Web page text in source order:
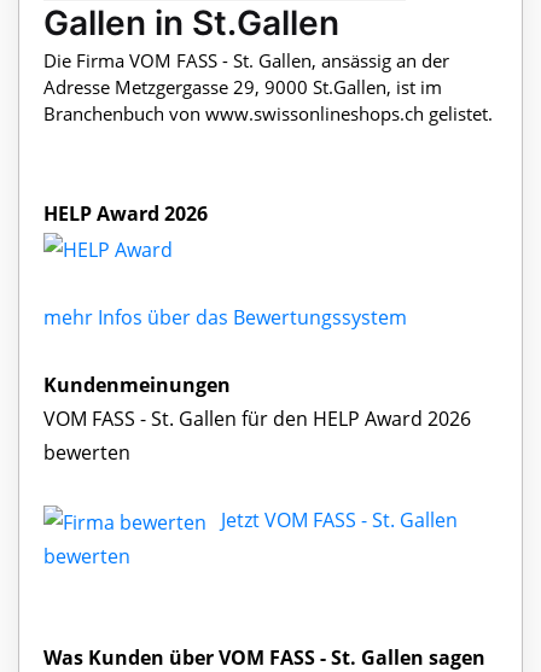
Gallen in St.Gallen
Die Firma VOM FASS - St. Gallen, ansässig an der
Adresse Metzgergasse 29, 9000 St.Gallen, ist im
Branchenbuch von www.swissonlineshops.ch gelistet.
HELP Award 2026
mehr Infos über das Bewertungssystem
Kundenmeinungen
VOM FASS - St. Gallen für den HELP Award 2026
bewerten
Jetzt VOM FASS - St. Gallen
bewerten
Was Kunden über VOM FASS - St. Gallen sagen